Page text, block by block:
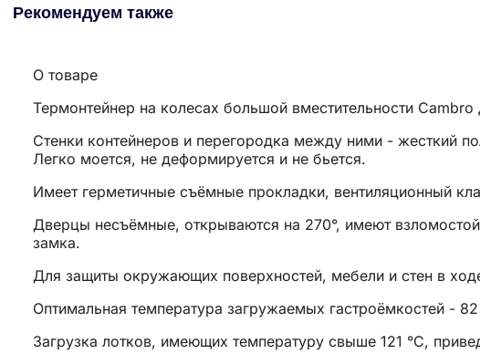
Рекомендуем также
О товаре
Термонтейнер на колесах большой вместительности Cambro
Стенки контейнеров и перегородка между ними - жесткий
Легко моется, не деформируется и не бьется.
Имеет герметичные съёмные прокладки, вентиляционный
Дверцы несъёмные, открываются на 270°, имеют
замка.
Для защиты окружающих поверхностей, мебели и стен в
Оптимальная температура загружаемых гастроёмкостей -
Загрузка лотков, имеющих температуру свыше 121 °С,